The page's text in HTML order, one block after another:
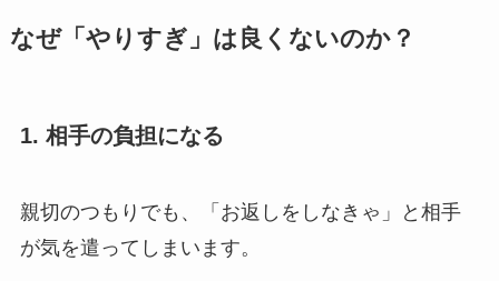
なぜ「やりすぎ」は良くないのか？
1. 相手の負担になる
親切のつもりでも、「お返しをしなきゃ」と相手
が気を遣ってしまいます。